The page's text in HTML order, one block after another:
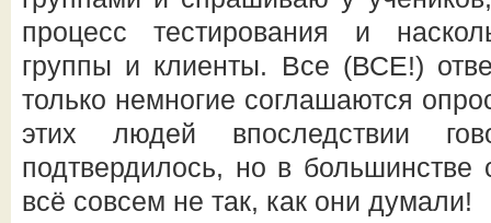
процесс тестирования и
группы и клиенты. Все (ВСЕ!)
только немногие соглашаются
этих людей впоследствии
подтвердилось, но в большинстве
всё совсем не так, как они думали!